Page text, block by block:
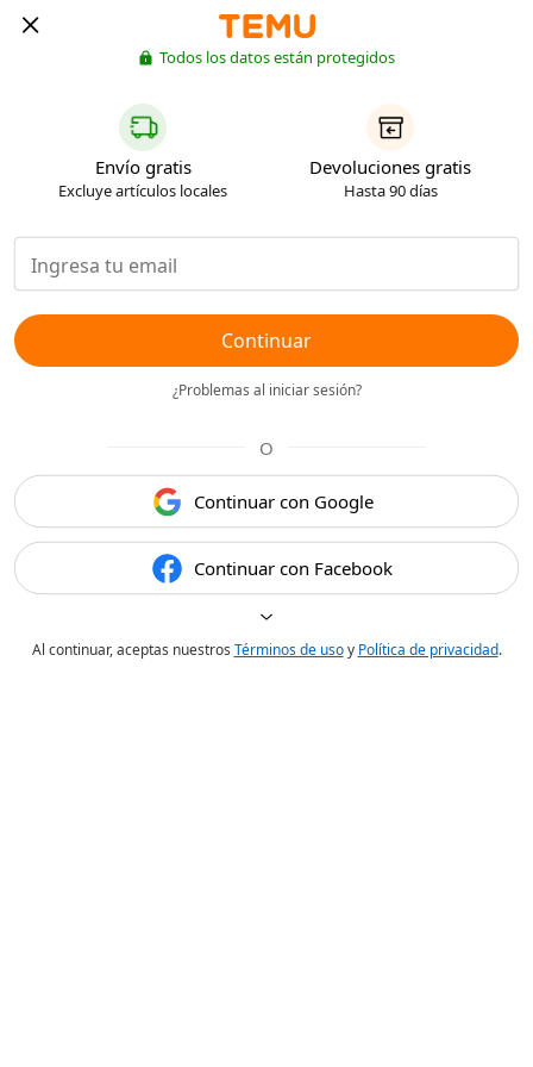
Todos los datos están protegidos
Envío gratis
Excluye artículos locales
Devoluciones gratis
Hasta 90 días
Continuar
¿Problemas al iniciar sesión?
O
Continuar con Google
Continuar con Facebook
Al continuar, aceptas nuestros Términos de usoy Política de privacidad.